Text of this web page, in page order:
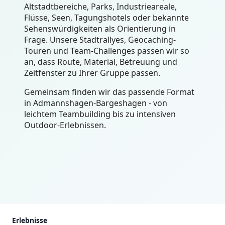
Altstadtbereiche, Parks, Industrieareale,
Flüsse, Seen, Tagungshotels oder bekannte
Sehenswürdigkeiten als Orientierung in
Frage. Unsere Stadtrallyes, Geocaching-
Touren und Team-Challenges passen wir so
an, dass Route, Material, Betreuung und
Zeitfenster zu Ihrer Gruppe passen.
Gemeinsam finden wir das passende Format
in Admannshagen-Bargeshagen - von
leichtem Teambuilding bis zu intensiven
Outdoor-Erlebnissen.
Erlebnisse